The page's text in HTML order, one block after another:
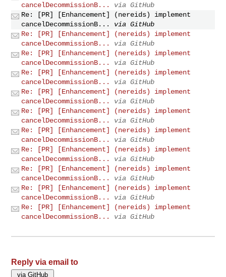
cancelDecommissionB...
via GitHub
Re: [PR] [Enhancement] (nereids) implement
cancelDecommissionB...
via GitHub
Re: [PR] [Enhancement] (nereids) implement
cancelDecommissionB...
via GitHub
Re: [PR] [Enhancement] (nereids) implement
cancelDecommissionB...
via GitHub
Re: [PR] [Enhancement] (nereids) implement
cancelDecommissionB...
via GitHub
Re: [PR] [Enhancement] (nereids) implement
cancelDecommissionB...
via GitHub
Re: [PR] [Enhancement] (nereids) implement
cancelDecommissionB...
via GitHub
Re: [PR] [Enhancement] (nereids) implement
cancelDecommissionB...
via GitHub
Re: [PR] [Enhancement] (nereids) implement
cancelDecommissionB...
via GitHub
Re: [PR] [Enhancement] (nereids) implement
cancelDecommissionB...
via GitHub
Re: [PR] [Enhancement] (nereids) implement
cancelDecommissionB...
via GitHub
Re: [PR] [Enhancement] (nereids) implement
cancelDecommissionB...
via GitHub
Reply via email to